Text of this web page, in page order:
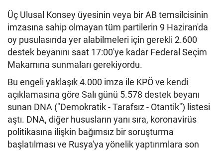
Üç Ulusal Konsey üyesinin veya bir AB temsilcisinin
imzasına sahip olmayan tüm partilerin 9 Haziran'da
oy pusulasında yer alabilmeleri için gerekli 2.600
destek beyanını saat 17:00'ye kadar Federal Seçim
Makamına sunmaları gerekiyordu.
Bu engeli yaklaşık 4.000 imza ile KPÖ ve kendi
açıklamasına göre Salı günü 5.578 destek beyanı
sunan DNA ("Demokratik - Tarafsız - Otantik") listesi
aştı. DNA, diğer hususların yanı sıra, koronavirüs
politikasına ilişkin bağımsız bir soruşturma
başlatılması ve Rusya'ya yönelik yaptırımlara son